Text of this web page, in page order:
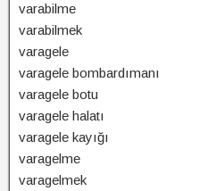
varabilme
varabilmek
varagele
varagele bombardımanı
varagele botu
varagele halatı
varagele kayığı
varagelme
varagelmek